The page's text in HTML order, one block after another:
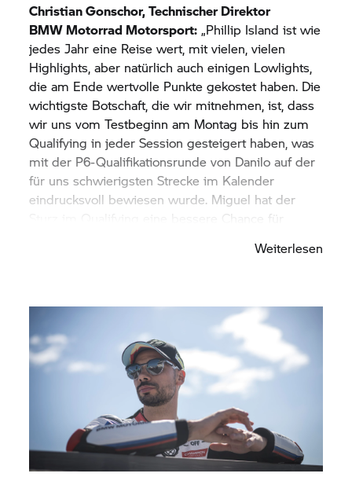
möchten dort auf dem Erreichten aufbauen.“
Christian Gonschor, Technischer Direktor
BMW Motorrad Motorsport: „Phillip Island ist wie
jedes Jahr eine Reise wert, mit vielen, vielen
Highlights, aber natürlich auch einigen Lowlights,
die am Ende wertvolle Punkte gekostet haben. Die
wichtigste Botschaft, die wir mitnehmen, ist, dass
wir uns vom Testbeginn am Montag bis hin zum
Qualifying in jeder Session gesteigert haben, was
mit der P6-Qualifikationsrunde von Danilo auf der
für uns schwierigsten Strecke im Kalender
eindrucksvoll bewiesen wurde. Miguel hat der
Sturz im Qualifying eine bessere Chance für
den drei Rennen aber vermutlich einen neuen
Beide Fahrer haben hier in Phillip Island sowohl
im trockenen Hauptrennen am Samstag als auch
im Regen am Sonntag herausragende
kämpferische Leistungen gezeigt. Die Plätze sechs
für Danilo und sieben für Miguel im zweiten
Hauptrennen waren ein super Ergebnis für
BMW MotorradMotorsport. Wir haben hier in
Phillip Island mehr Punkte gesammelt als in den
vergangenen beiden Jahren. Das ist eine super
Weiterlesen